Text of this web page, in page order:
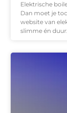
Elektrische
Dan moet je
website van
slimme én